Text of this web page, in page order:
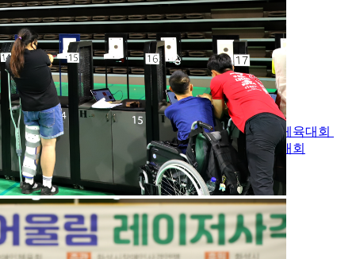
대회정보
경기도 및 전국장애인체육대회
소식을 안내합니다.
경기도장애인체육대회 경기도장애인생활체육대회
회
전국장애학생체육대회 각종 종목별 대회